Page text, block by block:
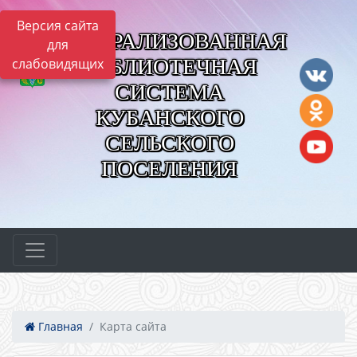
Версия сайта
для
слабовидящих
ЦЕНТРАЛИЗОВАННАЯ
БИБЛИОТЕЧНАЯ
СИСТЕМА
КУБАНСКОГО
СЕЛЬСКОГО
ПОСЕЛЕНИЯ
Главная Карта сайта